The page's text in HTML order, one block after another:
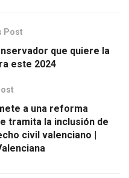
Post
que quiere la
este 2024
a una reforma
tramita la inclusión de
civil valenciano |